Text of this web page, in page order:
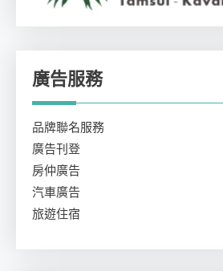
廣告服務
品牌聯名服務
廣告刊登
房仲廣告
汽車廣告
旅遊住宿